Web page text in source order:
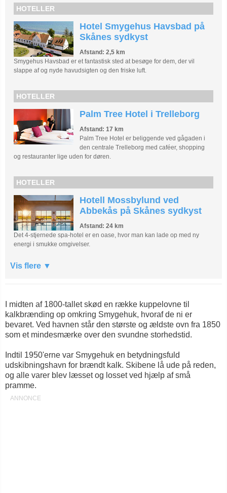
HOTELLER
Hotel Smygehus Havsbad på
Skånes sydkyst
Afstand: 2,5 km
Smygehus Havsbad er et fantastisk sted at besøge for dem, der vil
slappe af og nyde havudsigten og den friske luft.
HOTELLER
Palm Tree Hotel i Trelleborg
Afstand: 17 km
Palm Tree Hotel er beliggende ved gågaden i
den centrale Trelleborg med caféer, shopping
og restauranter lige uden for døren.
HOTELLER
Hotell Mossbylund ved
Abbekås på Skånes sydkyst
Afstand: 24 km
Det 4-stjernede spa-hotel er en oase, hvor man kan lade op med ny
energi i smukke omgivelser.
Vis flere
I midten af 1800-tallet skød en række kuppelovne til
kalkbrænding op omkring Smygehuk, hvoraf de ni er
bevaret. Ved havnen står den største og ældste ovn fra 1850
som et mindesmærke over den svundne storhedstid.
Indtil 1950'erne var Smygehuk en betydningsfuld
udskibningshavn for brændt kalk. Skibene lå ude på reden,
og alle varer blev læsset og losset ved hjælp af små
pramme.